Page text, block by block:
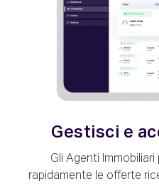
Gestisci e
Gli Agenti
rapidamente le offerte